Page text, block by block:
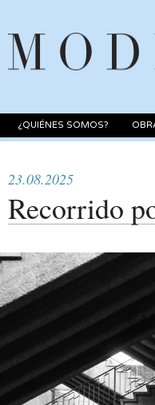
¿QUIÉNES SOMOS?
23.08.2025
Recorrido